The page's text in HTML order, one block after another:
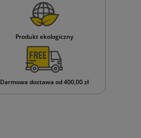
Produkt ekologiczny
Darmowa dostawa od 400,00 zł